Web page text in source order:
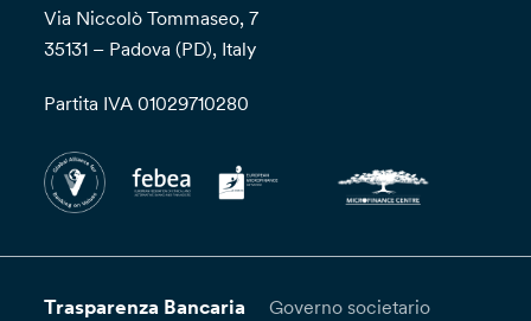
Via Niccolò Tommaseo, 7
35131 – Padova (PD), Italy
Partita IVA 01029710280
Trasparenza Bancaria
Governo societario